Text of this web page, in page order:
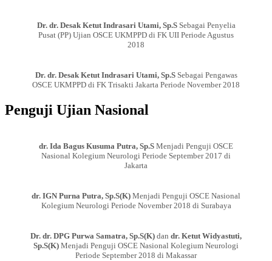
Dr. dr. Desak Ketut Indrasari Utami, Sp.SSebagai Penyelia
Pusat (PP) Ujian OSCE UKMPPD di FK UII Periode Agustus
2018
Dr. dr. Desak Ketut Indrasari Utami, Sp.SSebagai Pengawas
OSCE UKMPPD di FK Trisakti Jakarta Periode November 2018
Penguji Ujian Nasional
dr. Ida Bagus Kusuma Putra, Sp.S Menjadi Penguji OSCE
Nasional Kolegium Neurologi Periode September 2017 di
Jakarta
dr. IGN Purna Putra, Sp.S(K) Menjadi Penguji OSCE Nasional
Kolegium Neurologi Periode November 2018 di Surabaya
Dr. dr. DPG Purwa Samatra, Sp.S(K) dan dr. Ketut Widyastuti,
Sp.S(K) Menjadi Penguji OSCE Nasional Kolegium Neurologi
Periode September 2018 di Makassar